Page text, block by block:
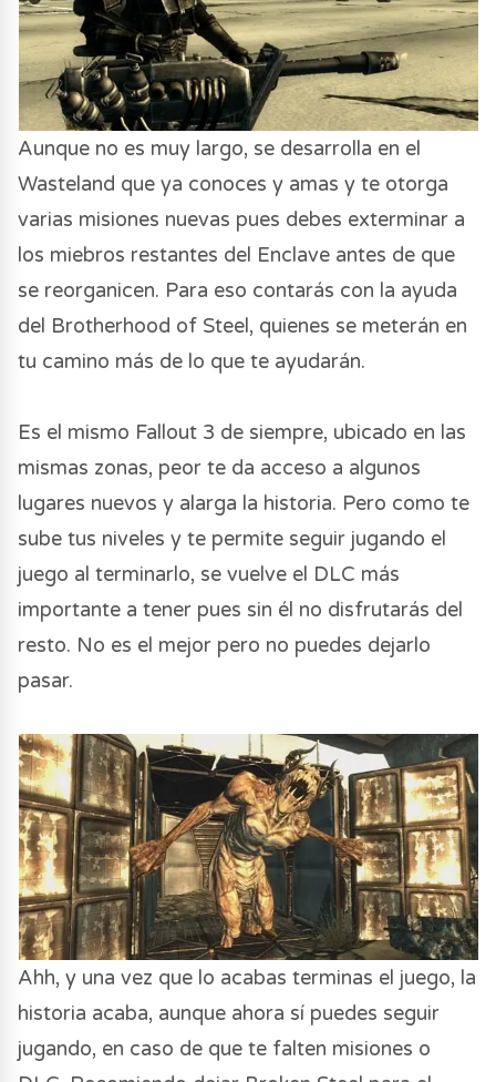
Aunque no es muy largo, se desarrolla en el
Wasteland que ya conoces y amas y te otorga
varias misiones nuevas pues debes exterminar a
los miebros restantes del Enclave antes de que
se reorganicen. Para eso contarás con la ayuda
del Brotherhood of Steel, quienes se meterán en
tu camino más de lo que te ayudarán.
Es el mismo Fallout 3 de siempre, ubicado en las
mismas zonas, peor te da acceso a algunos
lugares nuevos y alarga la historia. Pero como te
sube tus niveles y te permite seguir jugando el
juego al terminarlo, se vuelve el DLC más
importante a tener pues sin él no disfrutarás del
resto. No es el mejor pero no puedes dejarlo
pasar.
Ahh, y una vez que lo acabas terminas el juego, la
historia acaba, aunque ahora sí puedes seguir
jugando, en caso de que te falten misiones o